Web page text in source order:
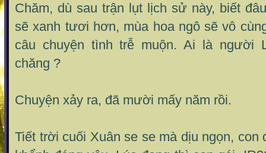
Chăm, dù sau trận lụt lịch sử này, biết
sẽ xanh tươi hơn, mùa hoa ngô sẽ vô
câu chuyện tình trễ muộn. Ai là người
chăng ?
Chuyện xảy ra, đã mười mấy năm rồi.
Tiết trời cuối Xuân se se mà dịu ngọn, con